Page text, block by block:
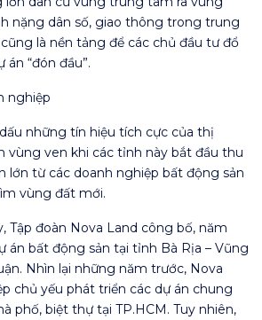
nặng dân số, giao thông trong trung
là nền tảng để các chủ đầu tư đổ
“đón đầu”.
nghiệp
những tín hiệu tích cực của thị
vùng ven khi các tỉnh này bắt đầu thu
lớn từ các doanh nghiệp bất động sản
vùng đất mới.
Tập đoàn Nova Land công bố, năm
án bất động sản tại tỉnh Bà Rịa – Vũng
Nhìn lại những năm trước, Nova
chủ yếu phát triển các dự án chung
phố, biệt thự tại TP.HCM. Tuy nhiên,